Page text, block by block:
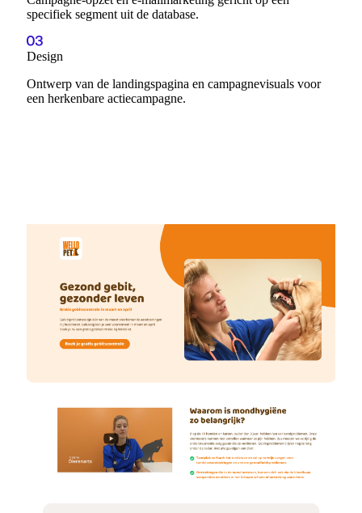
specifiek segment uit de database.
Design
Ontwerp van de landingspagina en campagnevisuals voor
een herkenbare actiecampagne.